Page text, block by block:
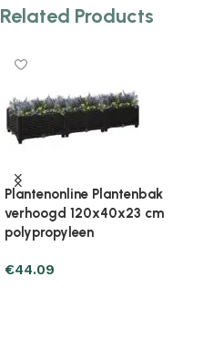
Related Products
Plantenonline Plantenbak
verhoogd 120x40x38 cm
polypropyleen
€48.99